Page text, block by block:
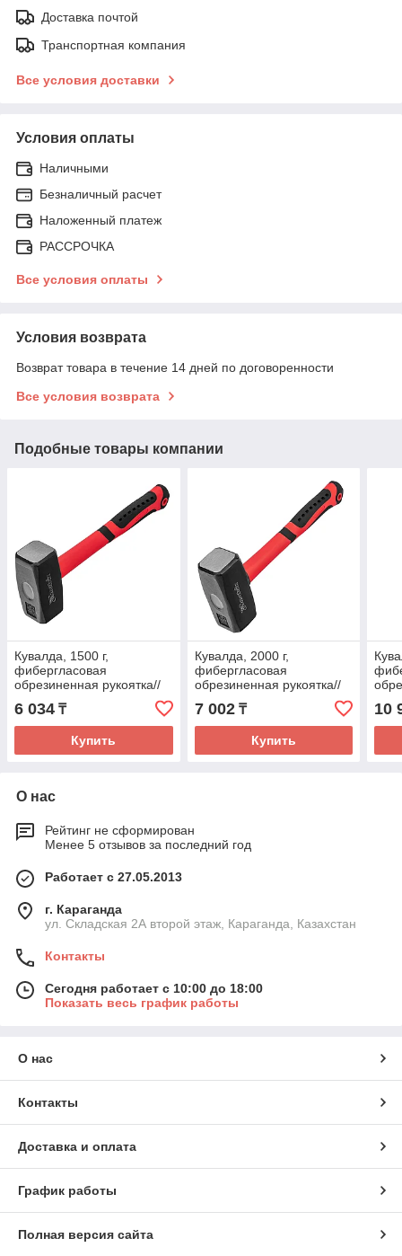
Доставка почтой
Транспортная компания
Все условия доставки
Условия оплаты
Наличными
Безналичный расчет
Наложенный платеж
РАССРОЧКА
Все условия оплаты
Условия возврата
Возврат товара в течение 14 дней по договоренности
Все условия возврата
Подобные товары компании
Кувалда, 1500 г,
фибергласовая
обрезиненная рукоятка//
6 034 ₸
Купить
Кувалда, 2000 г,
фибергласовая
обрезиненная рукоятка//
7 002₸
Купить
10
О нас
Рейтинг не сформирован
Менее 5 отзывов за последний год
Работает с 27.05.2013
г. Караганда
ул. Складская 2А второй этаж, Караганда, Казахстан
Контакты
Сегодня работает с 10:00 до 18:00
Показать весь график работы
О нас
Контакты
Доставка и оплата
График работы
Полная версия сайта